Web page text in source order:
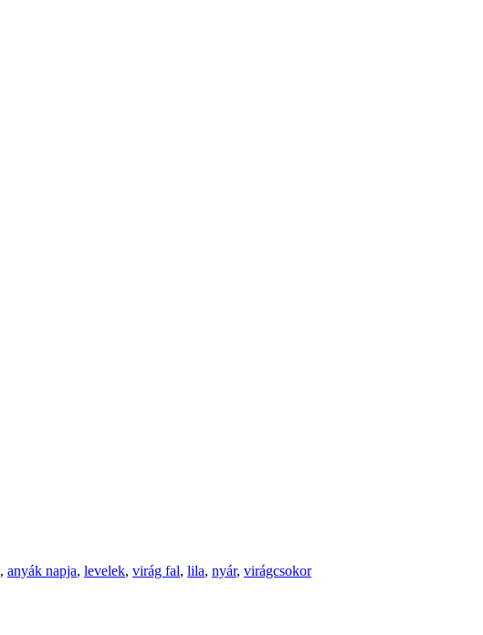
, anyák napja, levelek, virág fal, lila, nyár, virágcsokor